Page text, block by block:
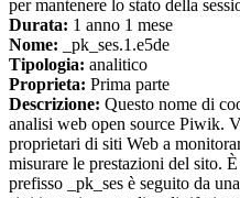
per mantenere lo stato della
Durata: 1 anno 1 mese
Nome: _pk_ses.1.e5de
Tipologia: analitico
Proprieta: Prima parte
Descrizione: Questo nome di
analisi web open source Piwik.
proprietari di siti Web a
misurare le prestazioni del sito.
prefisso _pk_ses è seguito da